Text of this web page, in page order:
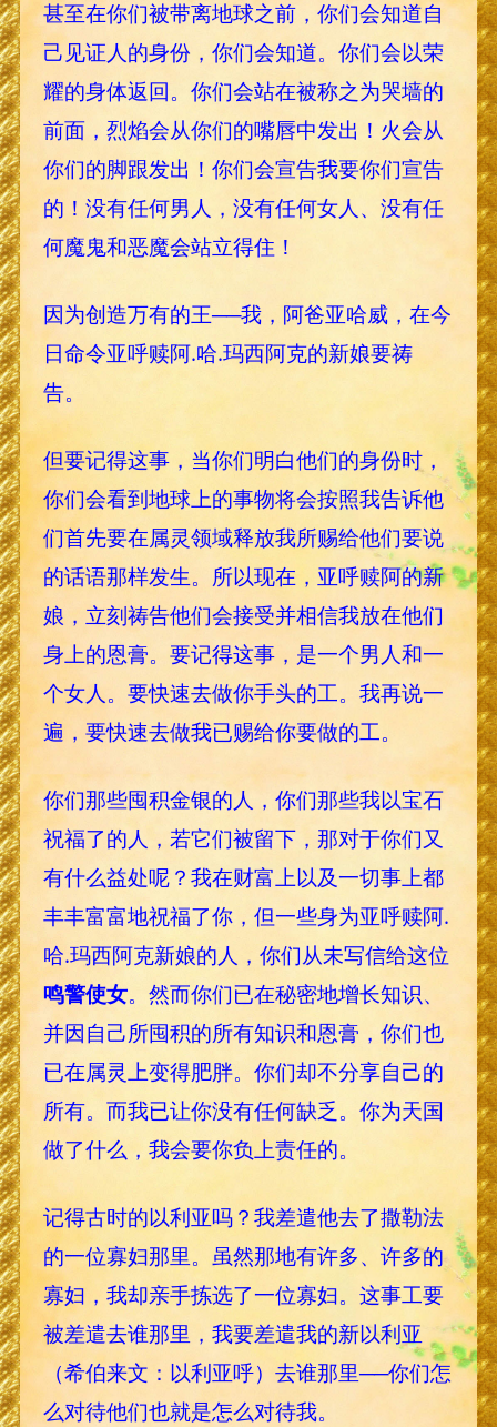
甚至在你们被带离地球之前，你们会知道自
己见证人的身份，你们会知道。你们会以荣
耀的身体返回。你们会站在被称之为哭墙的
前面，烈焰会从你们的嘴唇中发出！火会从
你们的脚跟发出！你们会宣告我要你们宣告
的！没有任何男人，没有任何女人、没有任
何魔鬼和恶魔会站立得住！
因为创造万有的王──我，阿爸亚哈威，在今
日命令亚呼赎阿.哈.玛西阿克的新娘要祷
告。
但要记得这事，当你们明白他们的身份时，
你们会看到地球上的事物将会按照我告诉他
们首先要在属灵领域释放我所赐给他们要说
的话语那样发生。所以现在，亚呼赎阿的新
娘，立刻祷告他们会接受并相信我放在他们
身上的恩膏。要记得这事，是一个男人和一
个女人。要快速去做你手头的工。我再说一
遍，要快速去做我已赐给你要做的工。
你们那些囤积金银的人，你们那些我以宝石
祝福了的人，若它们被留下，那对于你们又
有什么益处呢？我在财富上以及一切事上都
丰丰富富地祝福了你，但一些身为亚呼赎阿.
哈.玛西阿克新娘的人，你们从未写信给这位
鸣警使女。然而你们已在秘密地增长知识、
并因自己所囤积的所有知识和恩膏，你们也
已在属灵上变得肥胖。你们却不分享自己的
所有。而我已让你没有任何缺乏。你为天国
做了什么，我会要你负上责任的。
记得古时的以利亚吗？我差遣他去了撒勒法
的一位寡妇那里。虽然那地有许多、许多的
寡妇，我却亲手拣选了一位寡妇。这事工要
被差遣去谁那里，我要差遣我的新以利亚
（希伯来文：以利亚呼）去谁那里──你们怎
么对待他们也就是怎么对待我。